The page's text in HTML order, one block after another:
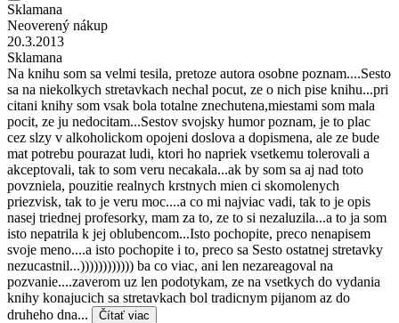
Sklamana
Neoverený nákup
20.3.2013
Sklamana
Na knihu som sa velmi tesila, pretoze autora osobne poznam....Sesto
sa na niekolkych stretavkach nechal pocut, ze o nich pise knihu...pri
citani knihy som vsak bola totalne znechutena,miestami som mala
pocit, ze ju nedocitam...Sestov svojsky humor poznam, je to plac
cez slzy v alkoholickom opojeni doslova a dopismena, ale ze bude
mat potrebu pourazat ludi, ktori ho napriek vsetkemu tolerovali a
akceptovali, tak to som veru necakala...ak by som sa aj nad toto
povzniela, pouzitie realnych krstnych mien ci skomolenych
priezvisk, tak to je veru moc....a co mi najviac vadi, tak to je opis
nasej triednej profesorky, mam za to, ze to si nezaluzila...a to ja som
isto nepatrila k jej oblubencom...Isto pochopite, preco nenapisem
svoje meno....a isto pochopite i to, preco sa Sesto ostatnej stretavky
nezucastnil...)))))))))))) ba co viac, ani len nezareagoval na
pozvanie....zaverom uz len podotykam, ze na vsetkych do vydania
knihy konajucich sa stretavkach bol tradicnym pijanom az do
druheho dna...
Čítať viac